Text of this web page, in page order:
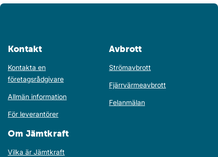
Kontakt
Kontakta en
företagsrådgivare
Allmän information
För leverantörer
Avbrott
Strömavbrott
Fjärrvärmeavbrott
Felanmälan
Om Jämtkraft
Vilka är Jämtkraft